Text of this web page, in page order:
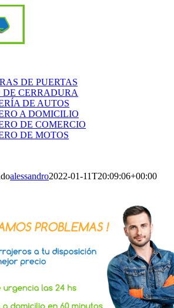
DE PUERTAS
CERRADURA
DE AUTOS
A DOMICILIO
DE COMERCIO
DE MOTOS
alessandro2022-01-11T20:09:06+00:00